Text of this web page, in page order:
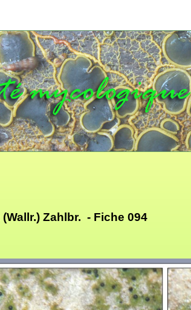
(Wallr.) Zahlbr. - Fiche 094